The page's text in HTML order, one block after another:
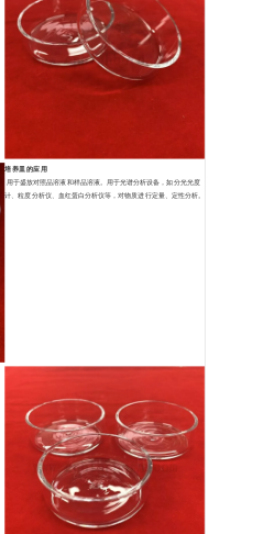
培养皿的应用
用于盛放对照品溶液和样品溶液。用于光谱分析设备，如分光光度
计、粒度分析仪、血红蛋白分析仪等，对物质进行定量、定性分析。